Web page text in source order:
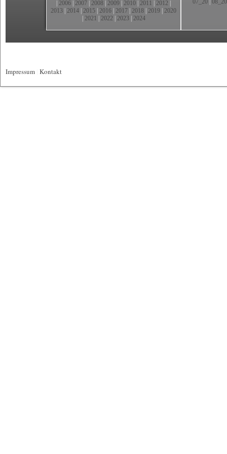
2006 2007 2008 2009 2010 2011 2012
2013 2014 2015 2016 2017 2018 2019 2020
2021 2022 2023| 2024
07_20 08_20
Impressum Kontakt